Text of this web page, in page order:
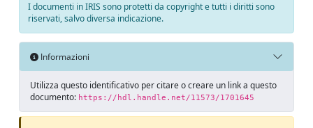
I documenti in IRIS sono protetti da copyright e tutti i diritti sono
riservati, salvo diversa indicazione.
Informazioni
Utilizza questo identificativo per citare o creare un link a questo
documento: https://hdl.handle.net/11573/1701645